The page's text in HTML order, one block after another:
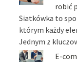
robić
Siatkówka to
którym każdy
Jednym z
E-